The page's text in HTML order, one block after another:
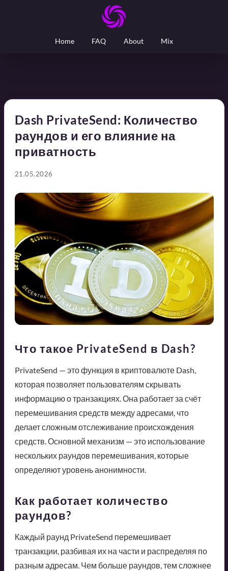
Home FAQ About Mix
Dash PrivateSend: Количество
раундов и его влияние на
приватность
21.05.2026
Что такое PrivateSend в Dash?
PrivateSend — это функция в криптовалюте Dash,
которая позволяет пользователям скрывать
информацию о транзакциях. Она работает за счёт
перемешивания средств между адресами, что
делает сложным отслеживание происхождения
средств. Основной механизм — это использование
нескольких раундов перемешивания, которые
определяют уровень анонимности.
Как работает количество
раундов?
Каждый раунд PrivateSend перемешивает
транзакции, разбивая их на части и распределяя по
разным адресам. Чем больше раундов, тем сложнее